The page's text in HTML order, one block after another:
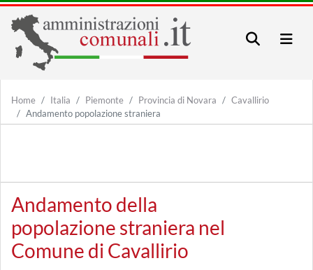
Home Italia Piemonte Provincia di Novara
Cavallirio
Andamento popolazione straniera
Andamento della
popolazione straniera nel
Comune di Cavallirio